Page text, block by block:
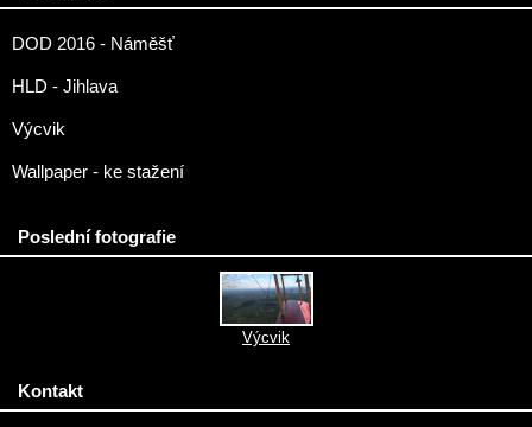
DOD 2016 - Náměšť
HLD - Jihlava
Výcvik
Wallpaper - ke stažení
Poslední fotografie
Výcvik
Kontakt